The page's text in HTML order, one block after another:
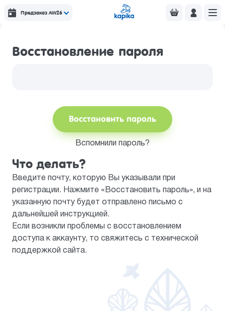
Предзаказ AW26
Восстановление пароля
Восстановить пароль
Вспомнили пароль?
Что делать?
Введите почту, которую Вы указывали при
регистрации. Нажмите «Восстановить пароль», и на
указанную почту будет отправлено письмо с
дальнейшей инструкцией.
Если возникли проблемы с восстановлением
доступа к аккаунту, то свяжитесь с технической
поддержкой сайта.